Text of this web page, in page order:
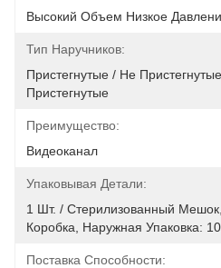
Высокий Объем Низкое
Тип Наручников:
Пристегнутые / Не
Пристегнутые
Преимущество:
Видеоканал
Упаковывая Детали:
1 Шт. / Стерилизованный
Коробка, Наружная Упаковка:
Поставка Способности: